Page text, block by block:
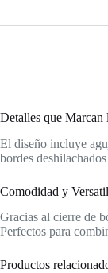
Detalles que Marcan
El diseño incluye
bordes
Comodidad y
Gracias al cierre de
Perfectos para
Productos